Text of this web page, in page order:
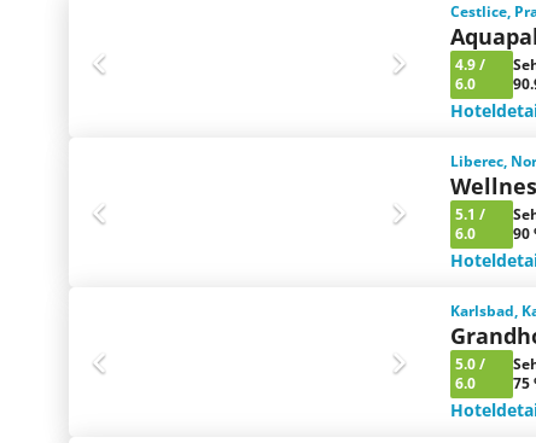
Cestlice,
4.9/
6.0
Liberec,
5.1 /
6.0
90
Karlsbad,
5.0/
6.0
75